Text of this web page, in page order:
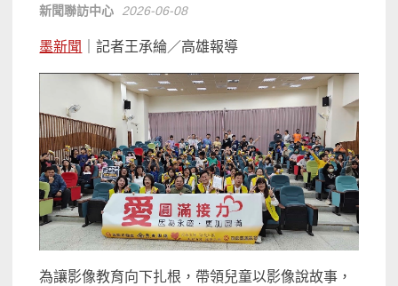
新聞聯訪中心 2026-06-08
墨新聞 ｜記者王承綸／高雄報導
為讓影像教育向下扎根，帶領兒童以影像說故事，